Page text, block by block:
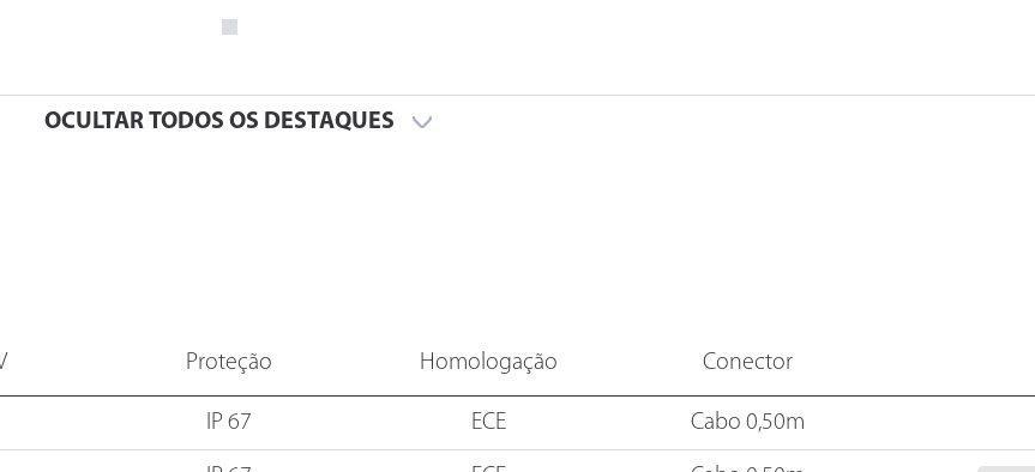
OCULTAR TODOS OS DESTAQUES
IP 67 ECE Cabo 0,50m
Proteção Homologação Conector